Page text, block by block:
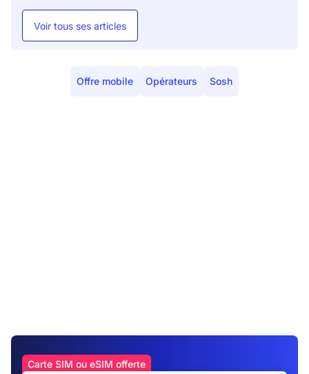
Voir tous ses articles
Offre mobile Opérateurs Sosh
Carte SIM ou eSIM offerte